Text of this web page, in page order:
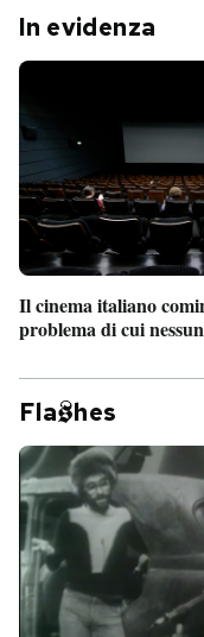
In evidenza
Il cinema italiano
problema di cui
Fla hes